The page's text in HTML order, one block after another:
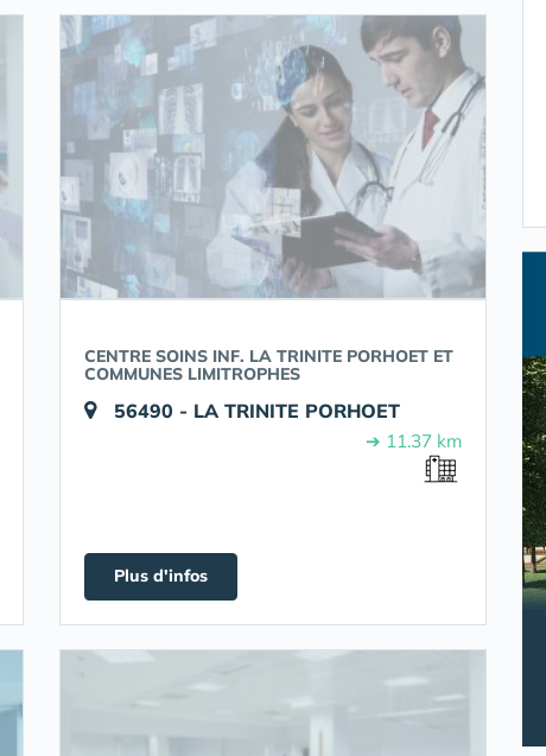
CENTRE SOINS INF. LA TRINITE PORHOET ET
COMMUNES LIMITROPHES
56490 - LA TRINITE PORHOET
➔ 11.37 km
Plus d'infos